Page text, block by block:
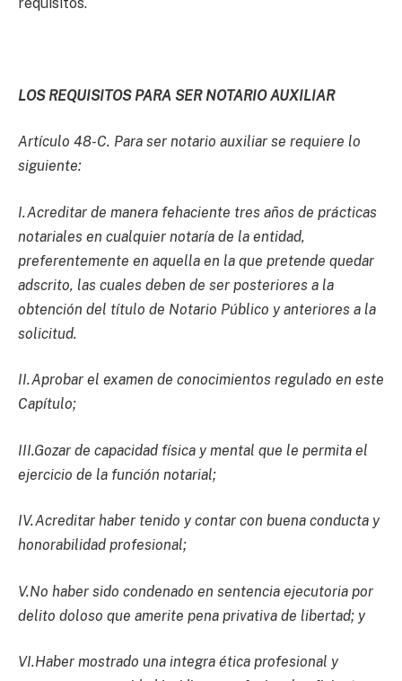
LOS REQUISITOS PARA SER NOTARIO AUXILIAR
Artículo 48-C. Para ser notario auxiliar se requiere lo
siguiente:
I.Acreditar de manera fehaciente tres años de prácticas
notariales en cualquier notaría de la entidad,
preferentemente en aquella en la que pretende quedar
adscrito, las cuales deben de ser posteriores a la
obtención del título de Notario Público y anteriores a la
solicitud.
II.Aprobar el examen de conocimientos regulado en este
Capítulo;
III.Gozar de capacidad física y mental que le permita el
ejercicio de la función notarial;
IV.Acreditar haber tenido y contar con buena conducta y
honorabilidad profesional;
V.No haber sido condenado en sentencia ejecutoria por
delito doloso que amerite pena privativa de libertad; y
VI.Haber mostrado una integra ética profesional y